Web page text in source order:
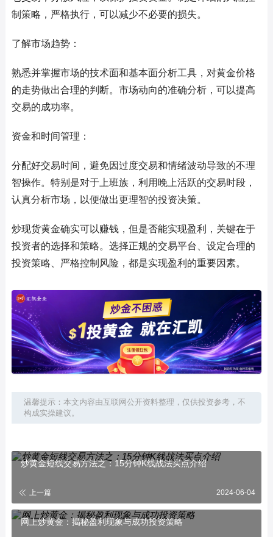
制策略，严格执行，可以减少不必要的损失。
了解市场趋势：
熟悉并掌握市场的技术面和基本面分析工具，对黄金价格
的走势做出合理的判断。市场动向的准确分析，可以提高
交易的成功率。
资金和时间管理：
分配好交易时间，避免因过度交易和情绪波动导致的不理
智操作。特别是对于上班族，利用晚上活跃的交易时段，
认真分析市场，以便做出更理智的投资决策。
炒现货黄金确实可以赚钱，但是否能实现盈利，关键在于
投资者的选择和策略。选择正规的交易平台、设定合理的
投资策略、严格控制风险，都是实现盈利的重要因素。
温馨提示：本文内容由互联网公开资料整理，仅供投资参考，不
构成实操建议。
炒黄金短线交易方法之：15分钟K线战法买点介绍
上一篇 2024-06-04
网上炒黄金：揭秘盈利现象与成功投资策略